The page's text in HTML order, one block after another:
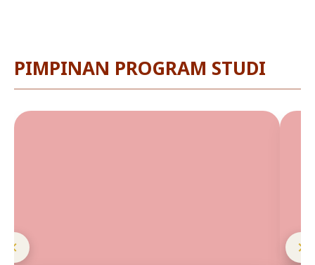
PIMPINAN PROGRAM STUDI